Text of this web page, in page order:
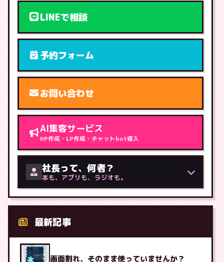
LINEで相談
予約フォーム
お問い合わせ
AI集客サービス
HP作成・LP作成・チャットbot導入
社長って、何者？
本も、アプリも、ラジオも。
最新記事
画面割れ、そのまま使っていませんか？